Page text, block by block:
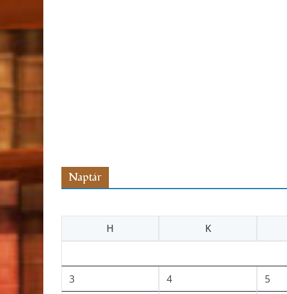
Naptár
H
K
3
4 5